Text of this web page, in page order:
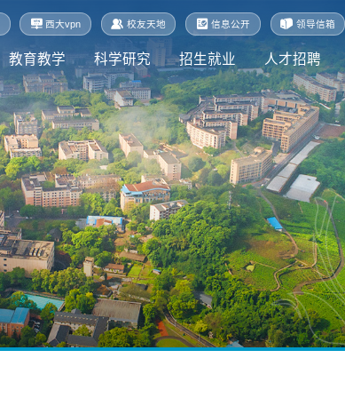
西大vpn 校友天地 信息公开 领导信箱
教育教学 科学研究 招生就业 人才招聘